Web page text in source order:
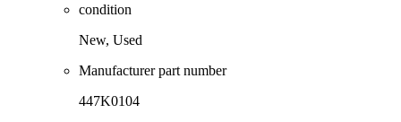
condition
New, Used
Manufacturer part number
447K0104